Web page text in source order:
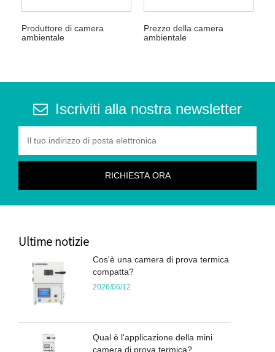
Produttore di camera
ambientale
Prezzo della camera
ambientale
Iscriviti alla nostra newsletter
Ultime notizie
Cos'è una camera di prova termica
compatta?
2026/06/12
Qual è l'applicazione della mini
camera di prova termica?